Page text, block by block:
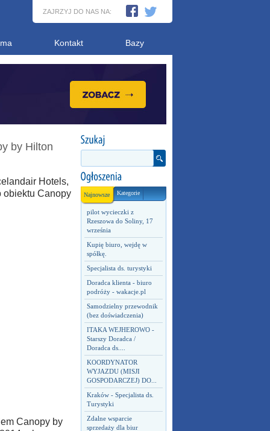
ZAJRZYJ DO NAS NA:
Kontakt Bazy
Najnowsze Kategorie
pilot wycieczki z
Rzeszowa do Soliny, 17
września
Kupię biuro, wejdę w
spółkę.
Specjalista ds. turystyki
Doradca klienta - biuro
podróży - wakacje.pl
Samodzielny przewodnik
(bez doświadczenia)
ITAKA WEJHEROWO -
Starszy Doradca /
Doradca ds....
KOORDYNATOR
WYJAZDU (MISJI
GOSPODARCZEJ) DO...
Kraków - Specjalista ds.
Turystyki
Zdalne wsparcie
sprzedaży dla biur
by Hilton
Hotels,
obiektu Canopy
Canopy by